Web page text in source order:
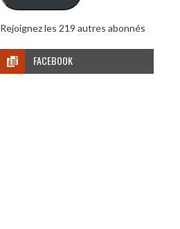
Rejoignez les 219 autres abonnés
FACEBOOK